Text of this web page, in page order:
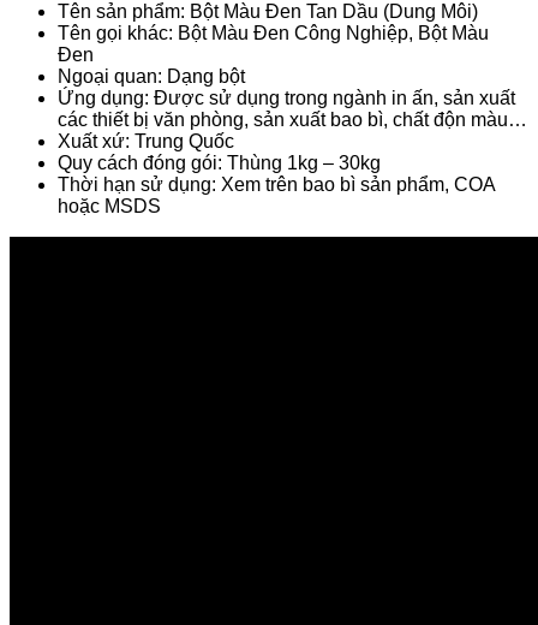
Tên sản phẩm: Bột Màu Đen Tan Dầu (Dung Môi)
Tên gọi khác: Bột Màu Đen Công Nghiệp, Bột Màu
Đen
Ngoại quan: Dạng bột
Ứng dụng: Được sử dụng trong ngành in ấn, sản xuất
các thiết bị văn phòng, sản xuất bao bì, chất độn màu…
Xuất xứ: Trung Quốc
Quy cách đóng gói: Thùng 1kg – 30kg
Thời hạn sử dụng: Xem trên bao bì sản phẩm, COA
hoặc MSDS